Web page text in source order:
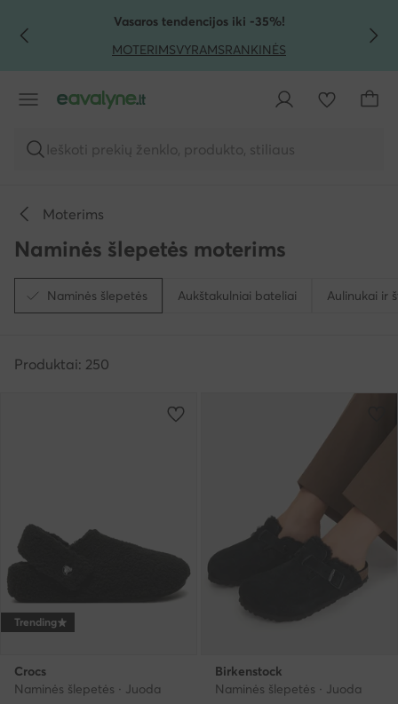
PEREITI PRIE PAGRINDINIO TURINIO
PEREITI Į PAIEŠKĄVasaros tendencijos iki -35%!
MOTERIMSVYRAMSRANKINĖS
Ieškoti prekių ženklo, produkto, stiliaus
Moterims
Naminės šlepetės moterims
Naminės šlepetės Aukštakulniai bateliai Aulinukai ir
Produktai: 250
Trending
Crocs
Naminės šlepetės · Juoda
Birkenstock
Naminės šlepetės · Juoda